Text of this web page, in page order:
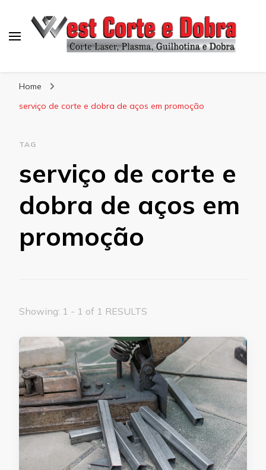
Home
serviço de corte e dobra de aços em promoção
TAG
serviço de corte e
dobra de aços em
promoção
Showing: 1 - 1 of 1 RESULTS